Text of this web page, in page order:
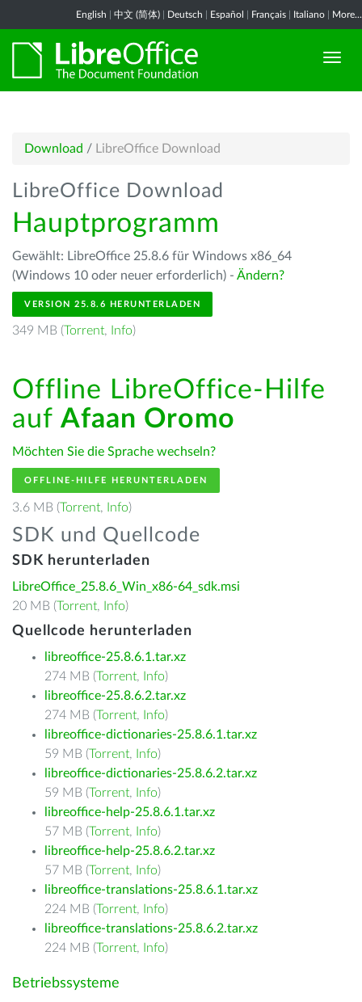
English 中文 (简体) Deutsch Español Français Italiano More...
Download / LibreOffice Download
LibreOffice Download
Hauptprogramm
Gewählt: LibreOffice 25.8.6 für Windows x86_64
(Windows 10 oder neuer erforderlich) - Ändern?
VERSION 25.8.6 HERUNTERLADEN
349 MB (Torrent, Info)
Offline LibreOffice-Hilfe
auf Afaan Oromo
Möchten Sie die Sprache wechseln?
OFFLINE-HILFE HERUNTERLADEN
3.6 MB (Torrent, Info)
SDK und Quellcode
SDK herunterladen
LibreOffice_25.8.6_Win_x86-64_sdk.msi
20 MB (Torrent, Info)
Quellcode herunterladen
libreoffice-25.8.6.1.tar.xz
274 MB (Torrent, Info)
libreoffice-25.8.6.2.tar.xz
274 MB (Torrent, Info)
libreoffice-dictionaries-25.8.6.1.tar.xz
59 MB (Torrent, Info)
libreoffice-dictionaries-25.8.6.2.tar.xz
59 MB (Torrent, Info)
libreoffice-help-25.8.6.1.tar.xz
57 MB (Torrent, Info)
libreoffice-help-25.8.6.2.tar.xz
57 MB (Torrent, Info)
libreoffice-translations-25.8.6.1.tar.xz
224 MB (Torrent, Info)
libreoffice-translations-25.8.6.2.tar.xz
224 MB (Torrent, Info)
Betriebssysteme